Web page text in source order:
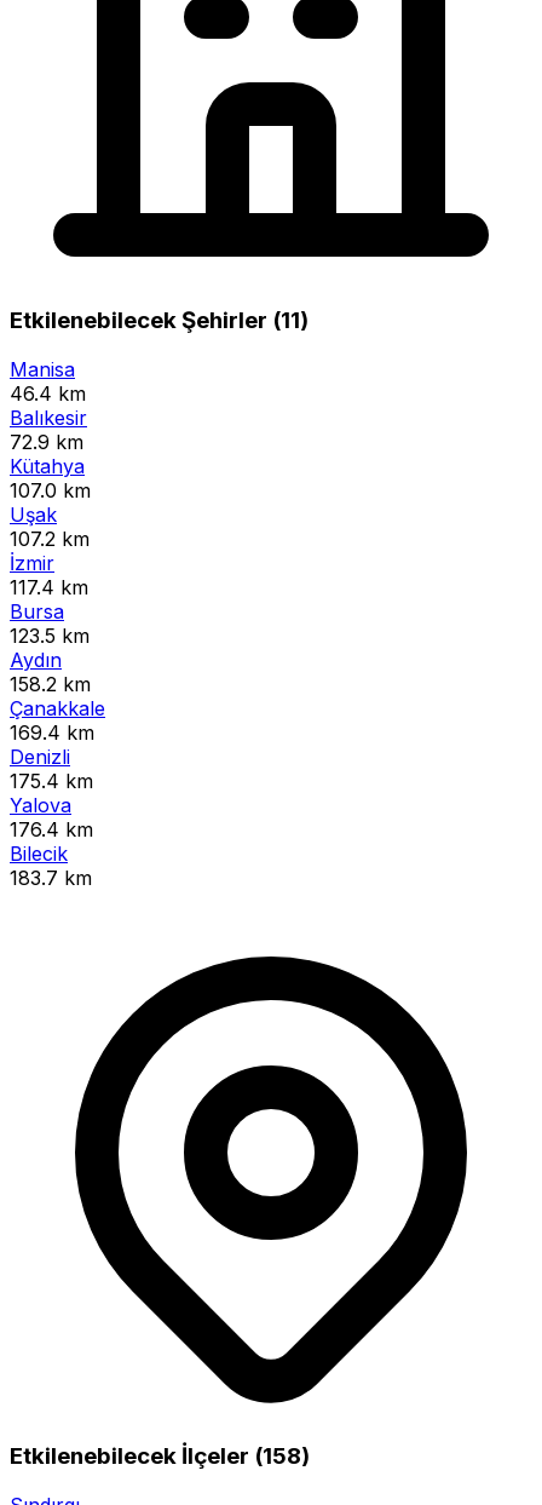
Etkilenebilecek Şehirler (11)
Manisa
46.4 km
Balıkesir
72.9 km
Kütahya
107.0 km
Uşak
107.2 km
İzmir
117.4 km
Bursa
123.5 km
Aydın
158.2 km
Çanakkale
169.4 km
Denizli
175.4 km
Yalova
176.4 km
Bilecik
183.7 km
Etkilenebilecek İlçeler (158)